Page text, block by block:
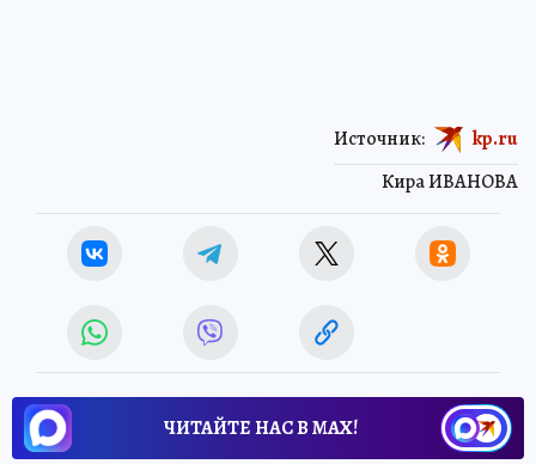
Кира ИВАНОВА
Источник: kp.ru
ЧИТАЙТЕ НАС В МАХ!